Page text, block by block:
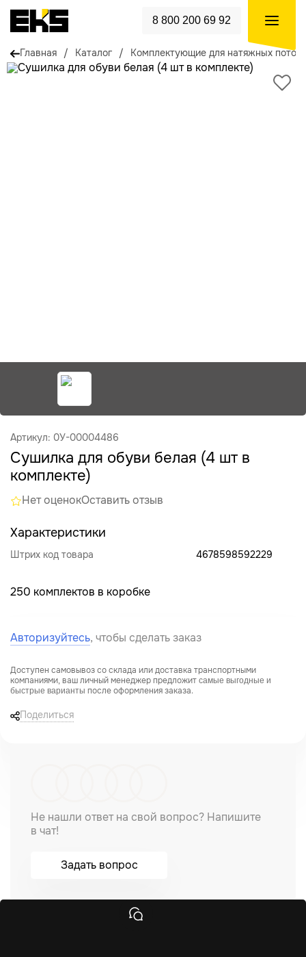
8 800 200 69 92
Главная / Каталог / Комплектующие для натяжных
Артикул: 0У-00004486
Сушилка для обуви белая (4 шт в
комплекте)
Нет оценокОставить отзыв
Характеристики
Штрих код товара 4678598592229
250 комплектов в коробке
Авторизуйтесь, чтобы сделать заказ
Доступен самовывоз со склада или доставка транспортными
компаниями, ваш личный менеджер предложит самые выгодные и
быстрые варианты после оформления заказа.
Поделиться
Не нашли ответ на свой вопрос? Напишите
в чат!
Задать вопрос